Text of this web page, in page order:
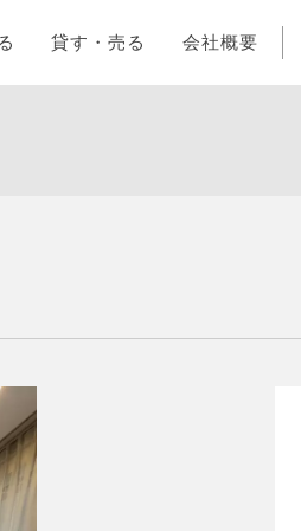
貸す・売る 会社概要